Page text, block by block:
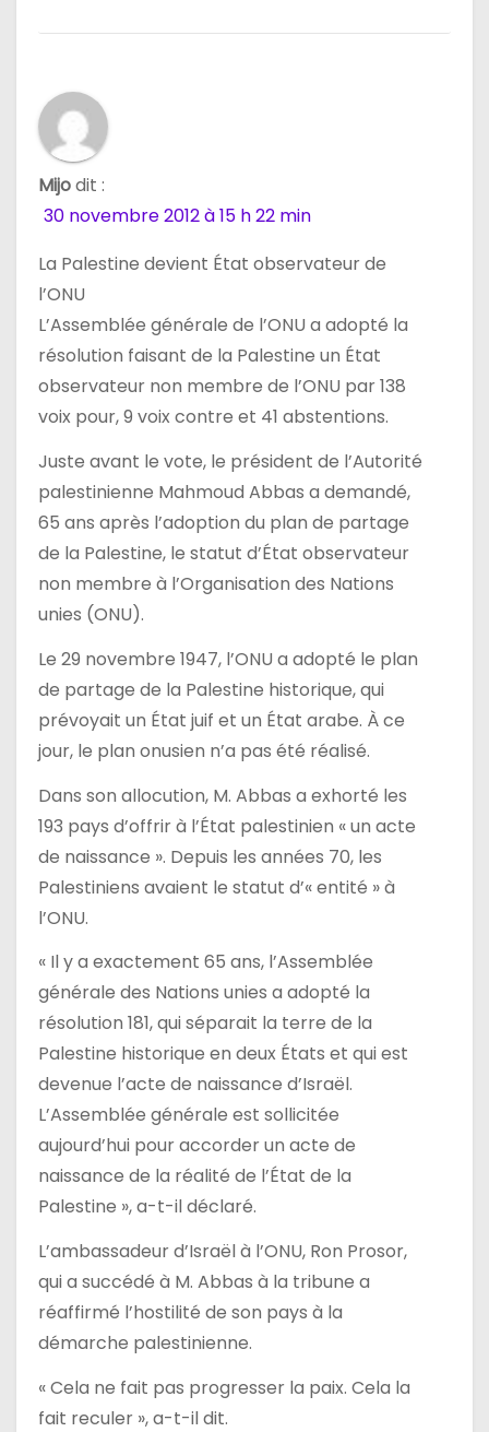
Mijodit :
30 novembre 2012 à 15 h 22 min
La Palestine devient État observateur de
l’ONU
L’Assemblée générale de l’ONU a adopté la
résolution faisant de la Palestine un État
observateur non membre de l’ONU par 138
voix pour, 9 voix contre et 41 abstentions.
Juste avant le vote, le président de l’Autorité
palestinienne Mahmoud Abbas a demandé,
65 ans après l’adoption du plan de partage
de la Palestine, le statut d’État observateur
non membre à l’Organisation des Nations
unies (ONU).
Le 29 novembre 1947, l’ONU a adopté le plan
de partage de la Palestine historique, qui
prévoyait un État juif et un État arabe. À ce
jour, le plan onusien n’a pas été réalisé.
Dans son allocution, M. Abbas a exhorté les
193 pays d’offrir à l’État palestinien « un acte
de naissance ». Depuis les années 70, les
Palestiniens avaient le statut d’« entité » à
l’ONU.
« Il y a exactement 65 ans, l’Assemblée
générale des Nations unies a adopté la
résolution 181, qui séparait la terre de la
Palestine historique en deux États et qui est
devenue l’acte de naissance d’Israël.
L’Assemblée générale est sollicitée
aujourd’hui pour accorder un acte de
naissance de la réalité de l’État de la
Palestine », a-t-il déclaré.
L’ambassadeur d’Israël à l’ONU, Ron Prosor,
qui a succédé à M. Abbas à la tribune a
réaffirmé l’hostilité de son pays à la
démarche palestinienne.
« Cela ne fait pas progresser la paix. Cela la
fait reculer », a-t-il dit.